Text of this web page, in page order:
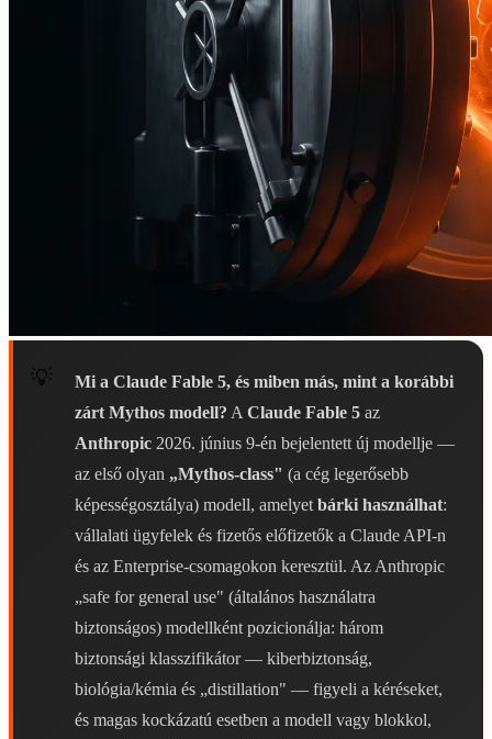
Mi a Claude Fable 5, és miben más, mint a korábbi
zárt Mythos modell? A Claude Fable 5 az
Anthropic 2026. június 9-én bejelentett új modellje —
az első olyan „Mythos-class" (a cég legerősebb
képességosztálya) modell, amelyet bárki használhat:
vállalati ügyfelek és fizetős előfizetők a Claude API-n
és az Enterprise-csomagokon keresztül. Az Anthropic
„safe for general use" (általános használatra
biztonságos) modellként pozicionálja: három
biztonsági klasszifikátor — kiberbiztonság,
biológia/kémia és „distillation" — figyeli a kéréseket,
és magas kockázatú esetben a modell vagy blokkol,